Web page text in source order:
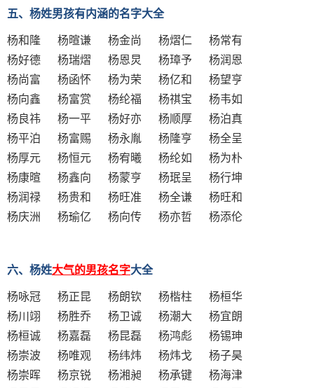
五、杨姓男孩有内涵的名字大全
杨和隆 杨暄谦 杨金尚 杨熠仁 杨常有
杨好德 杨瑞熠 杨恩炅 杨璋予 杨润恩
杨尚富 杨函怀 杨为荣 杨亿和 杨望亨
杨向鑫 杨富赏 杨纶福 杨祺宝 杨韦如
杨良祎 杨一平 杨好亦 杨顺厚 杨泊真
杨平泊 杨富赐 杨永胤 杨隆亨 杨全呈
杨厚元 杨恒元 杨宥曦 杨纶如 杨为朴
杨康暄 杨鑫向 杨蒙亨 杨珉呈 杨行坤
杨润禄 杨贵和 杨旺准 杨全谦 杨旺和
杨庆洲 杨瑜亿 杨向传 杨亦哲 杨添伦
六、杨姓大气的男孩名字大全
杨咏冠 杨正昆 杨朗钦 杨楷柱 杨桓华
杨川翊 杨胜乔 杨卫诚 杨潮大 杨宜朗
杨桓诚 杨嘉磊 杨昆磊 杨鸿彪 杨锡珅
杨崇波 杨唯观 杨纬炜 杨炜戈 杨子昊
杨崇晖 杨京锐 杨湘昶 杨承键 杨海津